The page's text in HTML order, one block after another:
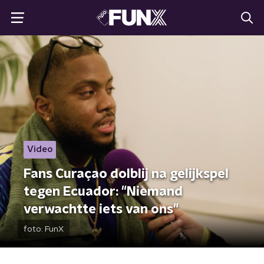
Video
Fans Curaçao dolblij na gelijkspel
tegen Ecuador: "Niemand
verwachtte iets van ons"
foto: FunX